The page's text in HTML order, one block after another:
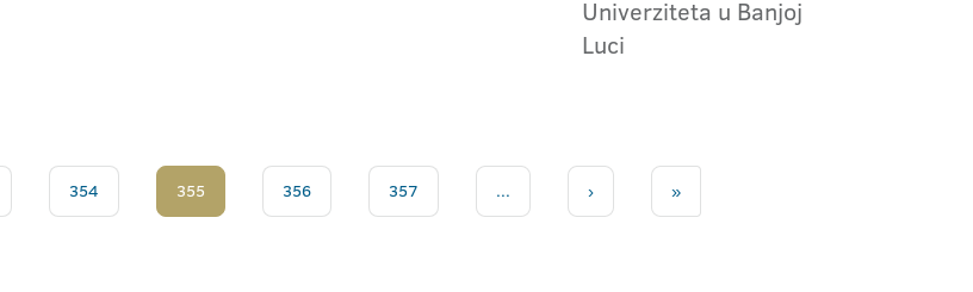
Univerziteta u Banjoj
Luci
354 355 356 357 ... › »